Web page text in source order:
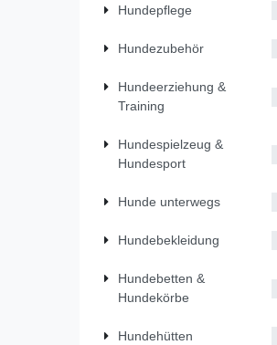
Hundepflege
Hundezubehör
Hundeerziehung &
Training
Hundespielzeug &
Hundesport
Hunde unterwegs
Hundebekleidung
Hundebetten &
Hundekörbe
Hundehütten